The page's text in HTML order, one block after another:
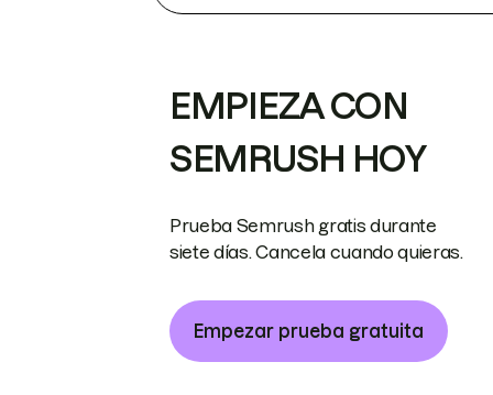
EMPIEZA CON
SEMRUSH HOY
Prueba Semrush gratis durante
siete días. Cancela cuando quieras.
Empezar prueba gratuita